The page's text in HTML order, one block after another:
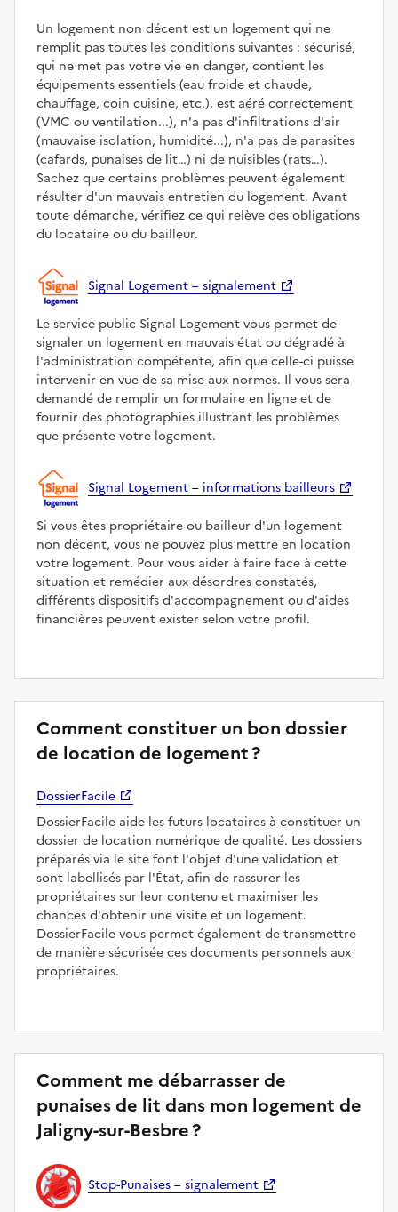
Un logement non décent est un logement qui ne
remplit pas toutes les conditions suivantes : sécurisé,
qui ne met pas votre vie en danger, contient les
équipements essentiels (eau froide et chaude,
chauffage, coin cuisine, etc.), est aéré correctement
(VMC ou ventilation...), n'a pas d'infiltrations d'air
(mauvaise isolation, humidité...), n'a pas de parasites
(cafards, punaises de lit…) ni de nuisibles (rats…).
Sachez que certains problèmes peuvent également
résulter d'un mauvais entretien du logement. Avant
toute démarche, vérifiez ce qui relève des obligations
du locataire ou du bailleur.
Signal Logement – signalement
Le service public Signal Logement vous permet de
signaler un logement en mauvais état ou dégradé à
l'administration compétente, afin que celle-ci puisse
intervenir en vue de sa mise aux normes. Il vous sera
demandé de remplir un formulaire en ligne et de
fournir des photographies illustrant les problèmes
que présente votre logement.
Signal Logement – informations bailleurs
Si vous êtes propriétaire ou bailleur d'un logement
non décent, vous ne pouvez plus mettre en location
votre logement. Pour vous aider à faire face à cette
situation et remédier aux désordres constatés,
différents dispositifs d'accompagnement ou d'aides
financières peuvent exister selon votre profil.
Comment constituer un bon dossier
de location de logement ?
DossierFacile
DossierFacile aide les futurs locataires à constituer un
dossier de location numérique de qualité. Les dossiers
préparés via le site font l'objet d'une validation et
sont labellisés par l'État, afin de rassurer les
propriétaires sur leur contenu et maximiser les
chances d'obtenir une visite et un logement.
DossierFacile vous permet également de transmettre
de manière sécurisée ces documents personnels aux
propriétaires.
Comment me débarrasser de
punaises de lit dans mon logement de
Jaligny-sur-Besbre ?
Stop-Punaises – signalement